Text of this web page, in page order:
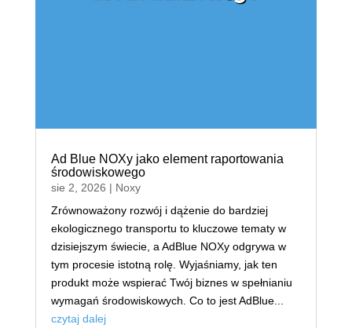
Ad Blue NOXy jako element raportowania
środowiskowego
sie 2, 2026 | Noxy
Zrównoważony rozwój i dążenie do bardziej
ekologicznego transportu to kluczowe tematy w
dzisiejszym świecie, a AdBlue NOXy odgrywa w
tym procesie istotną rolę. Wyjaśniamy, jak ten
produkt może wspierać Twój biznes w spełnianiu
wymagań środowiskowych. Co to jest AdBlue...
czytaj dalej